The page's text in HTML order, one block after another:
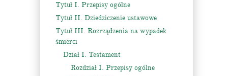
Tytuł I. Przepisy ogólne
Tytuł II. Dziedziczenie ustawowe
Tytuł III. Rozrządzenia na wypadek
śmierci
Dział I. Testament
Rozdział I. Przepisy ogólne